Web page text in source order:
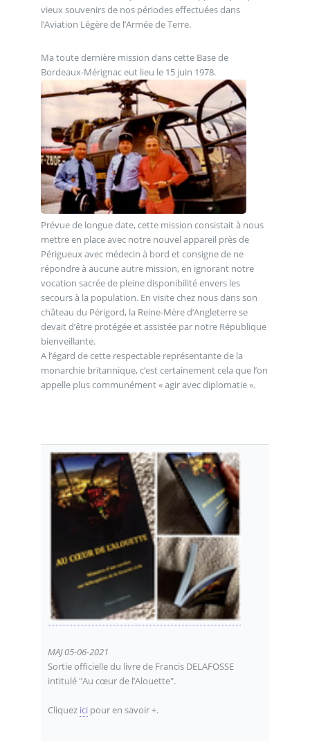
vieux souvenirs de nos périodes effectuées dans
l’Aviation Légère de l’Armée de Terre.
Ma toute dernière mission dans cette Base de
Bordeaux-Mérignac eut lieu le 15 juin 1978.
Prévue de longue date, cette mission consistait à nous
mettre en place avec notre nouvel appareil près de
Périgueux avec médecin à bord et consigne de ne
répondre à aucune autre mission, en ignorant notre
vocation sacrée de pleine disponibilité envers les
secours à la population. En visite chez nous dans son
château du Périgord, la Reine-Mère d’Angleterre se
devait d’être protégée et assistée par notre République
bienveillante.
A l’égard de cette respectable représentante de la
monarchie britannique, c’est certainement cela que l’on
appelle plus communément « agir avec diplomatie ».
MAJ 05-06-2021
Sortie officielle du livre de Francis DELAFOSSE
intitulé "Au cœur de l’Alouette".
Cliquez ici pour en savoir +.